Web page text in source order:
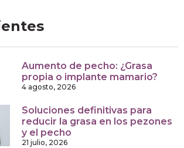
Aumento de pecho: ¿Grasa
propia o implante mamario?
4 agosto, 2026
Soluciones definitivas para
reducir la grasa en los pezones
y el pecho
21 julio, 2026